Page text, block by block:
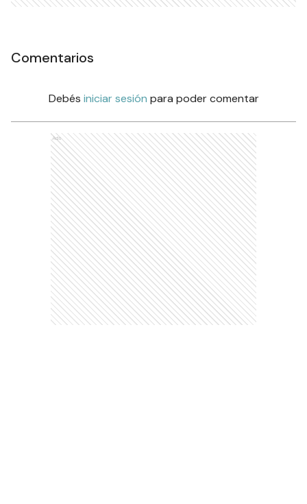
Comentarios
Debés iniciar sesión para poder comentar
Ads